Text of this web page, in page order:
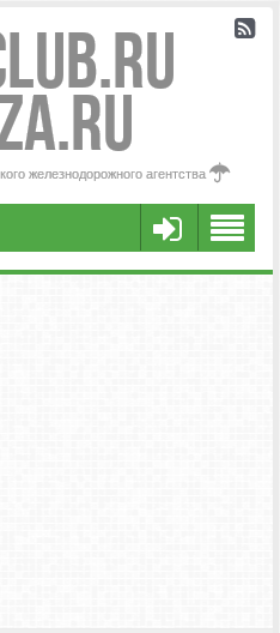
железнодорожного агентства